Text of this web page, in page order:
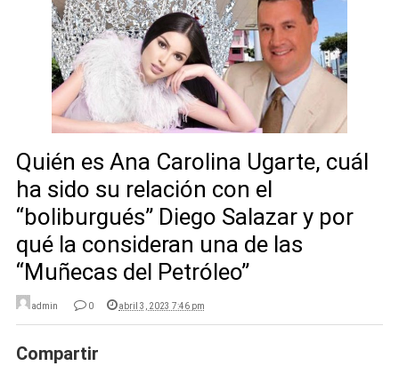
Quién es Ana Carolina Ugarte, cuál
ha sido su relación con el
“boliburgués” Diego Salazar y por
qué la consideran una de las
“Muñecas del Petróleo”
admin 0 abril 3, 2023 7:46 pm
Compartir